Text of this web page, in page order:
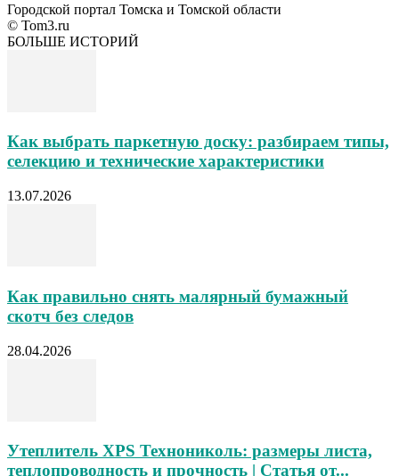
Городской портал Томска и Томской области
© Tom3.ru
БОЛЬШЕ ИСТОРИЙ
Как выбрать паркетную доску: разбираем типы,
селекцию и технические характеристики
13.07.2026
Как правильно снять малярный бумажный
скотч без следов
28.04.2026
Утеплитель XPS Технониколь: размеры листа,
теплопроводность и прочность | Статья от...